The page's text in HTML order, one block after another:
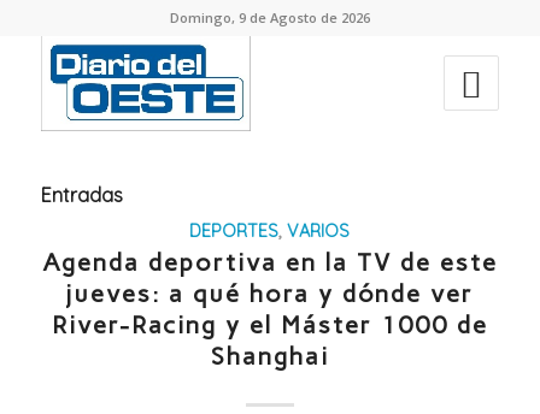
Domingo, 9 de Agosto de 2026
Entradas
DEPORTES,VARIOS
Agenda deportiva en la TV de este
jueves: a qué hora y dónde ver
River-Racing y el Máster 1000 de
Shanghai